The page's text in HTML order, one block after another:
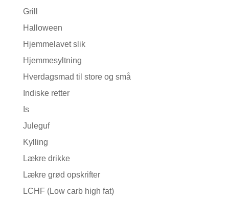
Grill
Halloween
Hjemmelavet slik
Hjemmesyltning
Hverdagsmad til store og små
Indiske retter
Is
Juleguf
Kylling
Lækre drikke
Lækre grød opskrifter
LCHF (Low carb high fat)